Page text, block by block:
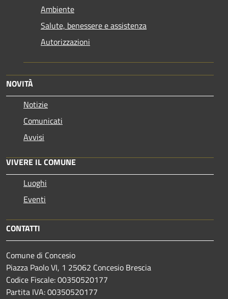
Ambiente
Salute, benessere e assistenza
Autorizzazioni
NOVITÀ
Notizie
Comunicati
Avvisi
VIVERE IL COMUNE
Luoghi
Eventi
CONTATTI
Comune di Concesio
Piazza Paolo VI, 1 25062 Concesio Brescia
Codice Fiscale: 00350520177
Partita IVA: 00350520177